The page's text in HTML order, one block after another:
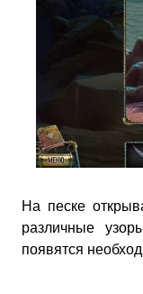
На песке
различные
появятся